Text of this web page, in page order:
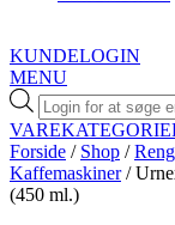
KUNDELOGIN
MENU
Products
search
Forside / Shop /
Kaffemaskiner/
(450 ml.)